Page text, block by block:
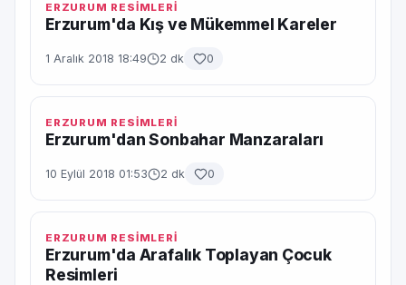
ERZURUM RESİMLERİ
Erzurum'da Kış ve Mükemmel Kareler
1 Aralık 2018 18:49 2 dk 0
ERZURUM RESİMLERİ
Erzurum'dan Sonbahar Manzaraları
10 Eylül 2018 01:53 2 dk 0
ERZURUM RESİMLERİ
Erzurum'da Arafalık Toplayan Çocuk
Resimleri